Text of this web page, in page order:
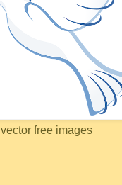
vector free images